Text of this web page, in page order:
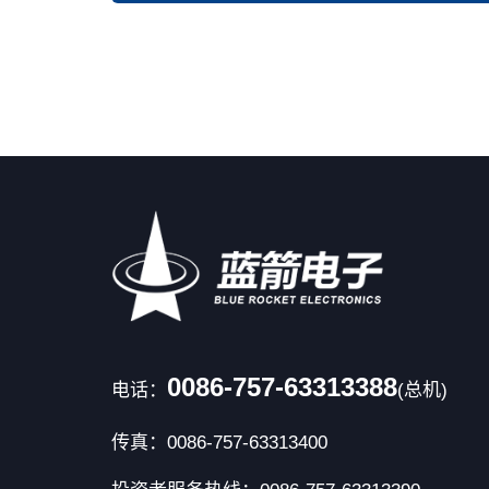
电话： 0086-757-63313388(总机)
传真：0086-757-63313400